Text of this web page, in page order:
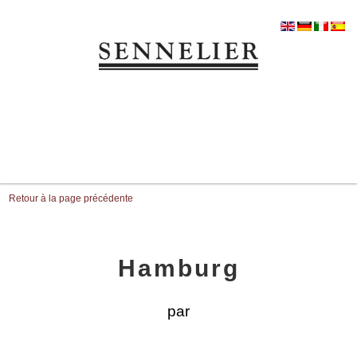
Retour à la page précédente
Hamburg
par